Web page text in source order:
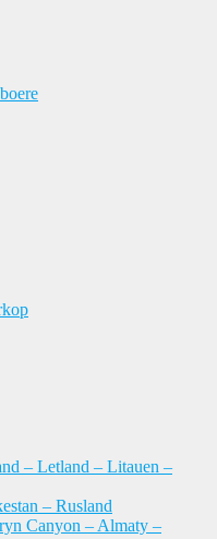
– Letland – Litauen –
– Rusland
Canyon – Almaty –